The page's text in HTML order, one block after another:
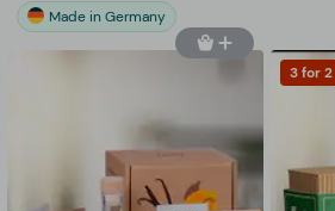
Made in Germany
3 for 2